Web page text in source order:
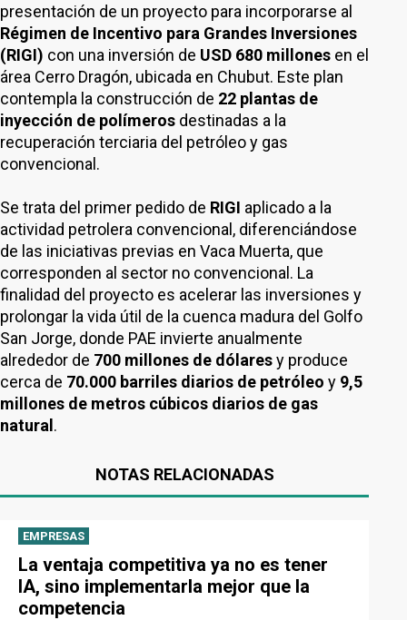
presentación de un proyecto para incorporarse al
Régimen de Incentivo para Grandes Inversiones
(RIGI) con una inversión de USD 680 millones en el
área Cerro Dragón, ubicada en Chubut. Este plan
contempla la construcción de 22 plantas de
inyección de polímeros destinadas a la
recuperación terciaria del petróleo y gas
convencional.
Se trata del primer pedido de RIGI aplicado a la
actividad petrolera convencional, diferenciándose
de las iniciativas previas en Vaca Muerta, que
corresponden al sector no convencional. La
finalidad del proyecto es acelerar las inversiones y
prolongar la vida útil de la cuenca madura del Golfo
San Jorge, donde PAE invierte anualmente
alrededor de 700 millones de dólaresy produce
cerca de 70.000 barriles diarios de petróleo y 9,5
millones de metros cúbicos diarios de gas
natural .
NOTAS RELACIONADAS
EMPRESAS
La ventaja competitiva ya no es tener
IA, sino implementarla mejor que la
competencia